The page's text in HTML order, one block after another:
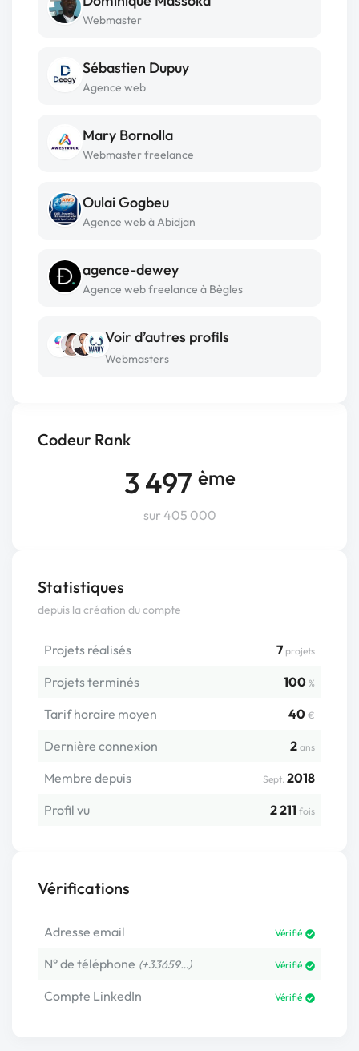
Codeur Rank
3 497 ème
sur 405 000
Statistiques
depuis la création du compte
Projets réalisés 7 projets
Projets terminés 100 %
Tarif horaire moyen 40 €
Dernière connexion 2 ans
Membre depuis Sept. 2018
Profil vu
2 211 fois
Vérifications
Adresse email Vérifié
N° de téléphone (+33659…) Vérifié
Compte LinkedIn Vérifié
Webmaster
Sébastien Dupuy
Agence web
Mary Bornolla
Webmaster freelance
Oulai Gogbeu
Agence web à Abidjan
agence-dewey
Agence web freelance à Bègles
Voir d’autres profils
Webmasters